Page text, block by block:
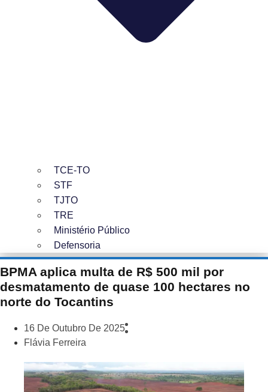
TCE-TO
STF
TJTO
TRE
Ministério Público
Defensoria
BPMA aplica multa de R$ 500 mil por
desmatamento de quase 100 hectares no
norte do Tocantins
16 De Outubro De 2025
Flávia Ferreira